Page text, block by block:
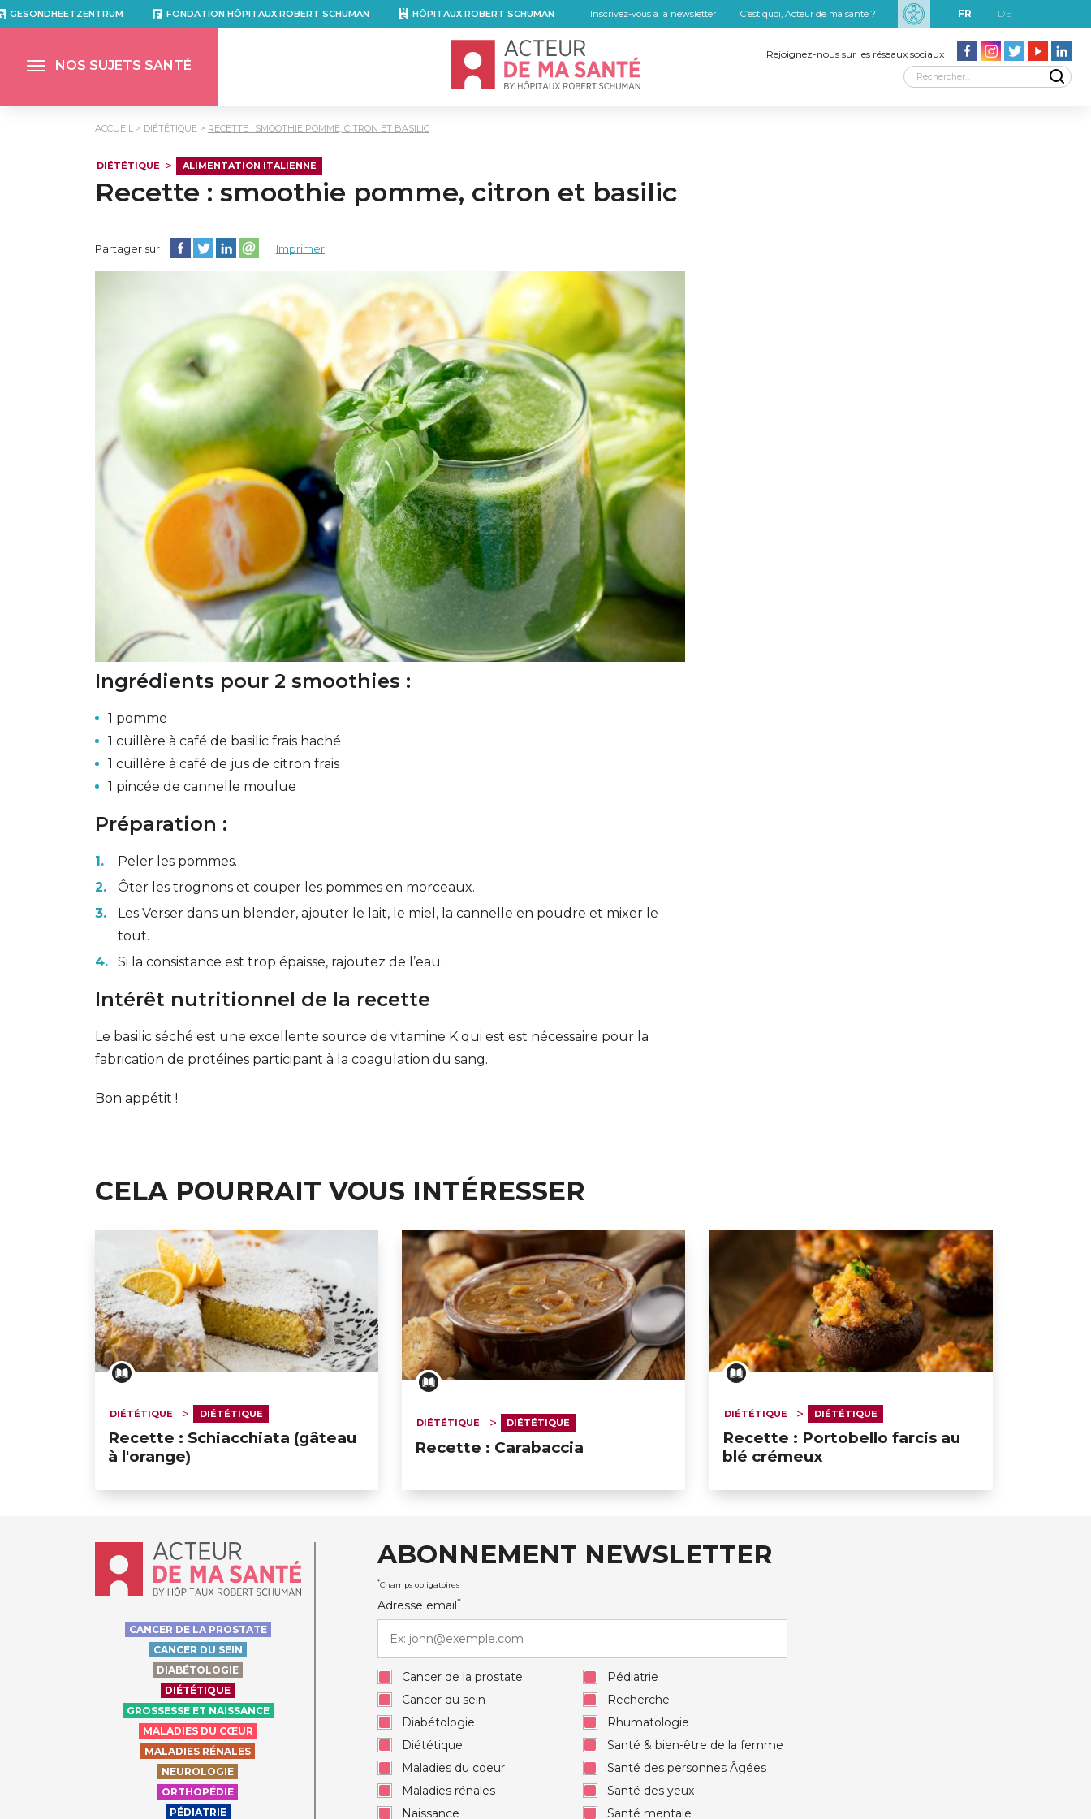
GESONDHEETZENTRUM FONDATION HÔPITAUX ROBERT SCHUMAN HÔPITAUX ROBERT SCHUMAN Inscrivez-vous à la newsletter C’est quoi, Acteur de ma santé ? FR DE
NOS SUJETS SANTÉ
Accueil - Acteur de ma santé, by HôpitauxRobert SchumanRejoignez-nous sur les réseaux sociaux
ACCUEIL DIÉTÉTIQUE RECETTE : SMOOTHIE POMME, CITRON ET BASILIC
DIÉTÉTIQUE ALIMENTATION ITALIENNE
Recette : smoothie pomme, citron et basilic
Partager sur Partager cette page sur Facebook
Partager cette page sur Twitter
Partager cette page sur LinkedIn
Partager cette page sur email
Imprimer
Ingrédients pour 2 smoothies :
1 pomme
1 cuillère à café de basilic frais haché
1 cuillère à café de jus de citron frais
1 pincée de cannelle moulue
Préparation :
Peler les pommes.
Ôter les trognons et couper les pommes en morceaux.
Les Verser dans un blender, ajouter le lait, le miel, la cannelle en poudre et mixer le
tout.
Si la consistance est trop épaisse, rajoutez de l’eau.
Intérêt nutritionnel de la recette
Le basilic séché est une excellente source de vitamine K qui est est nécessaire pour la
fabrication de protéines participant à la coagulation du sang.
Bon appétit !
CELA POURRAIT VOUS INTÉRESSER
DIÉTÉTIQUE DIÉTÉTIQUE
Recette : Schiacchiata (gâteau
à l'orange)
DIÉTÉTIQUE DIÉTÉTIQUE
Recette : Carabaccia
DIÉTÉTIQUE DIÉTÉTIQUE
Recette : Portobello farcis au
blé crémeux
Accueil - Acteur de ma santé, by HôpitauxRobert Schuman
CANCER DE LA PROSTATE
CANCER DU SEIN
DIABÉTOLOGIE
DIÉTÉTIQUE
GROSSESSE ET NAISSANCE
MALADIES DU CŒUR
MALADIES RÉNALES
NEUROLOGIE
ORTHOPÉDIE
PÉDIATRIE
ABONNEMENT NEWSLETTER
*Champs obligatoires
Adresse email*
Cancer de la prostate
Cancer du sein
Diabétologie
Diététique
Maladies du coeur
Maladies rénales
Naissance
Pédiatrie
Recherche
Rhumatologie
Santé & bien-être de la femme
Santé des personnes Âgées
Santé des yeux
Santé mentale